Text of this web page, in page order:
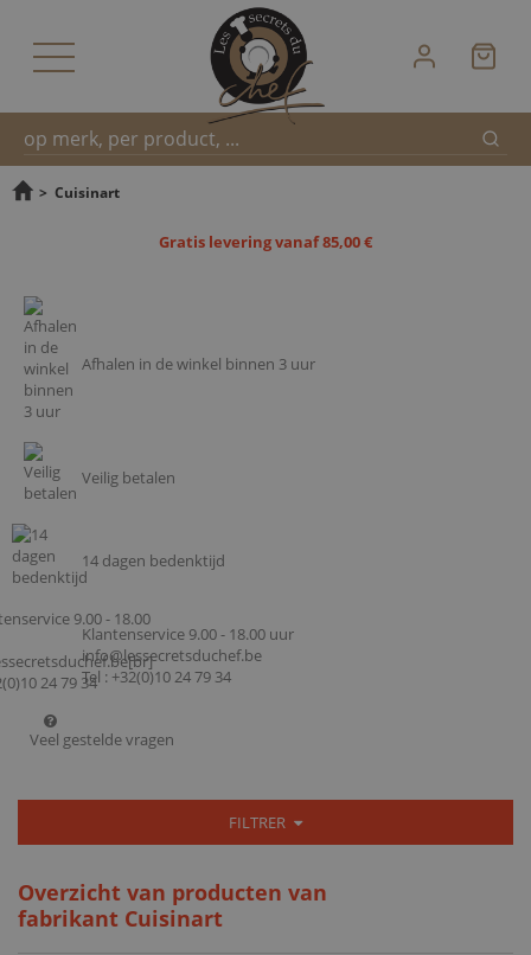
Snel
> Cuisinart
Gratis levering vanaf 85,00 €
Afhalen in de winkel binnen 3 uur
Veilig betalen
14 dagen bedenktijd
Klantenservice 9.00 - 18.00 uur
info@lessecretsduchef.be
Tel : +32(0)10 24 79 34
Veel gestelde vragen
FILTRER
Overzicht van producten van
fabrikant Cuisinart